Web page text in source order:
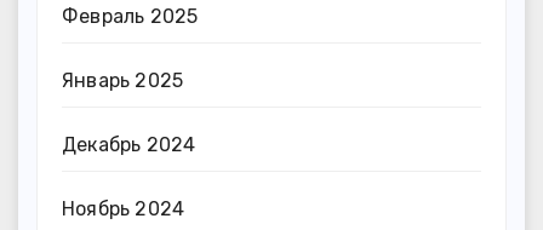
Февраль 2025
Январь 2025
Декабрь 2024
Ноябрь 2024